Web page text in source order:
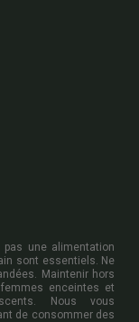
une alimentation
sont essentiels. Ne
Maintenir hors
enceintes et
Nous vous
de consommer des